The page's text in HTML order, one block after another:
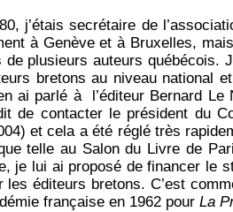
j’étais secrétaire de
à Genève et à Bruxelles,
de plusieurs auteurs québécois.
bretons au niveau national
ai parlé à l’éditeur Bernard
de contacter le président du
et cela a été réglé très
telle au Salon du Livre de
je lui ai proposé de financer le
les éditeurs bretons. C’est
française en 1962 pourLa